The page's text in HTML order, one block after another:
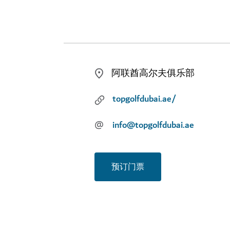
阿联酋高尔夫俱乐部
topgolfdubai.ae/
@ info@topgolfdubai.ae
预订门票